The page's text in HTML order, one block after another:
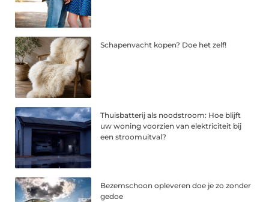
Schapenvacht kopen? Doe het zelf!
Thuisbatterij als noodstroom: Hoe blijft
uw woning voorzien van elektriciteit bij
een stroomuitval?
Bezemschoon opleveren doe je zo zonder
gedoe